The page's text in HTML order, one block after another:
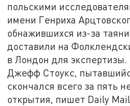
польскими
имени Генриха
обнажившихся из-за
доставили на
в Лондон для
Джефф Стоукс,
скончался всего за пять
открытия, пишет Daily